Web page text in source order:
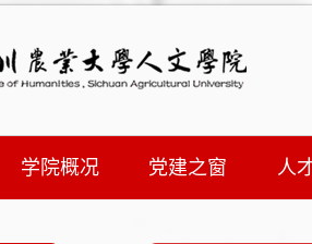
学院概况 党建之窗 人